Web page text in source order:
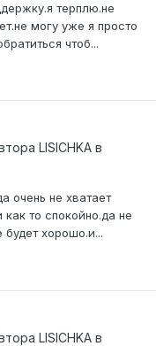
терплю.не
могу уже я просто
чтоб...
LISICHKA в
очень не хватает
то спокойно.да не
хорошо.и...
LISICHKA в